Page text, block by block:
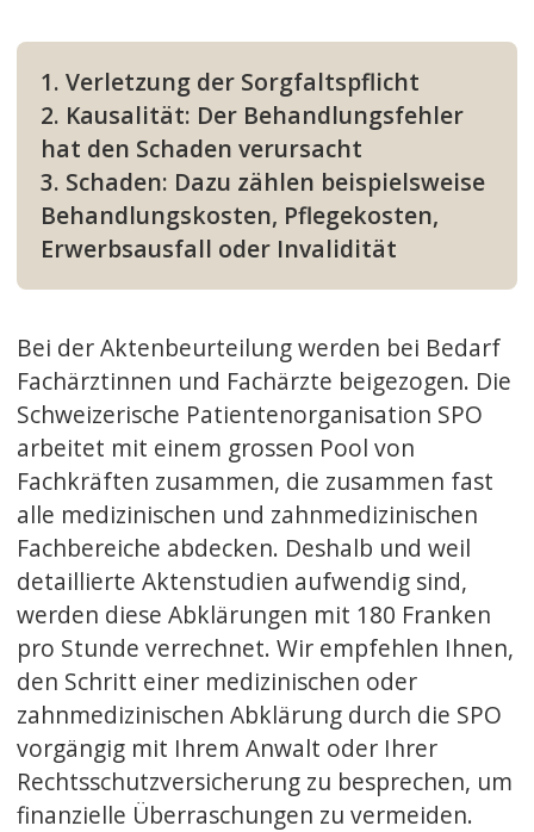
1. Verletzung der Sorgfaltspflicht
2. Kausalität: Der Behandlungsfehler
hat den Schaden verursacht
3. Schaden: Dazu zählen beispielsweise
Behandlungskosten, Pflegekosten,
Erwerbsausfall oder Invalidität
Bei der Aktenbeurteilung werden bei Bedarf
Fachärztinnen und Fachärzte beigezogen. Die
Schweizerische Patientenorganisation SPO
arbeitet mit einem grossen Pool von
Fachkräften zusammen, die zusammen fast
alle medizinischen und zahnmedizinischen
Fachbereiche abdecken. Deshalb und weil
detaillierte Aktenstudien aufwendig sind,
werden diese Abklärungen mit 180 Franken
pro Stunde verrechnet. Wir empfehlen Ihnen,
den Schritt einer medizinischen oder
zahnmedizinischen Abklärung durch die SPO
vorgängig mit Ihrem Anwalt oder Ihrer
Rechtsschutzversicherung zu besprechen, um
finanzielle Überraschungen zu vermeiden.